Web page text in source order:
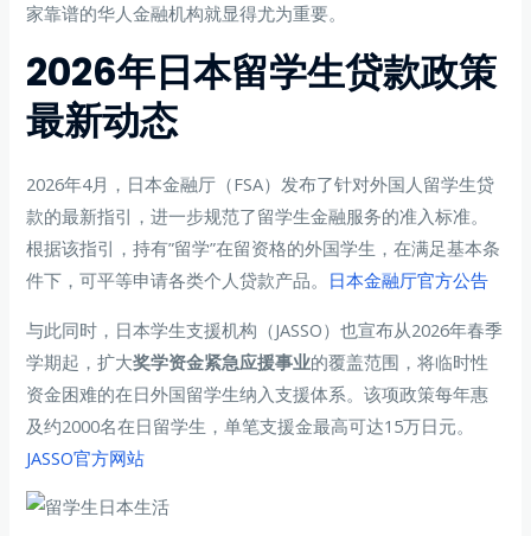
家靠谱的华人金融机构就显得尤为重要。
2026年日本留学生贷款政策
最新动态
2026年4月，日本金融厅（FSA）发布了针对外国人留学生贷
款的最新指引，进一步规范了留学生金融服务的准入标准。
根据该指引，持有”留学”在留资格的外国学生，在满足基本条
件下，可平等申请各类个人贷款产品。 日本金融厅官方公告
与此同时，日本学生支援机构（JASSO）也宣布从2026年春季
学期起，扩大奖学资金紧急应援事业的覆盖范围，将临时性
资金困难的在日外国留学生纳入支援体系。该项政策每年惠
及约2000名在日留学生，单笔支援金最高可达15万日元。
JASSO官方网站